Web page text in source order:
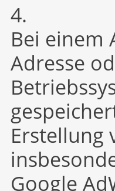
4.
Bei einem
Adresse
Erstellung
Google